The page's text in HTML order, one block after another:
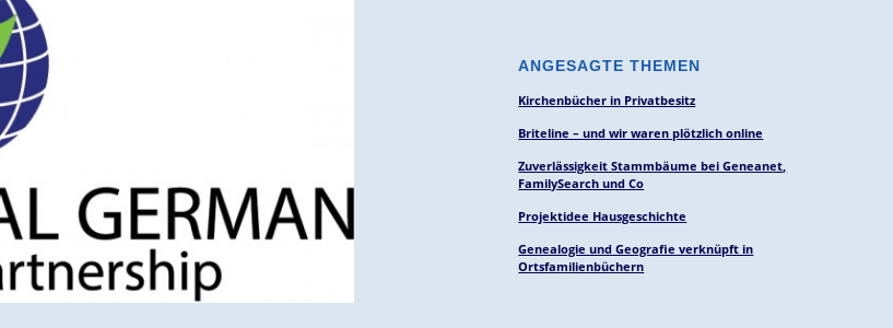
ANGESAGTE THEMEN
Kirchenbücher in Privatbesitz
Briteline – und wir waren plötzlich online
Zuverlässigkeit Stammbäume bei Geneanet,
FamilySearch und Co
Projektidee Hausgeschichte
Genealogie und Geografie verknüpft in
Ortsfamilienbüchern